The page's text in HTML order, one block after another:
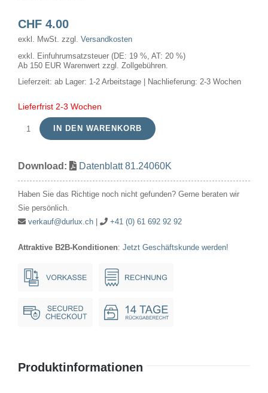
CHF4.00
exkl. MwSt. zzgl. Versandkosten
exkl. Einfuhrumsatzsteuer (DE: 19 %, AT: 20 %)
Ab 150 EUR Warenwert zzgl. Zollgebühren.
Lieferzeit: ab Lager: 1-2 Arbeitstage | Nachlieferung: 2-3 Wochen
Lieferfrist 2-3 Wochen
Kerze
60W
klar
IN DEN WARENKORB
Download: Datenblatt 81.24060K
Haben Sie das Richtige noch nicht gefunden? Gerne beraten wir
Sie persönlich.
verkauf@durlux.ch| +41 (0) 61 692 92 92
Attraktive B2B-Konditionen: Jetzt Geschäftskunde werden!
Produktinformationen